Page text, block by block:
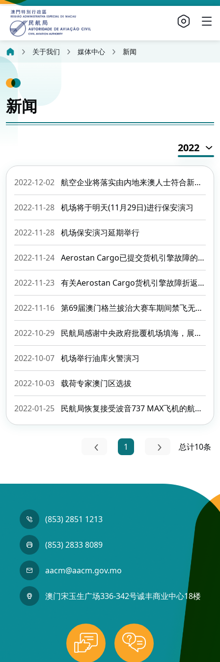
关于我们 媒体中心 新闻
新闻
2022
2022-12-02 航空企业将落实由内地来澳人士符合新冠检测要求
2022-11-28 机场将于明天(11月29日)进行保安演习
2022-11-28 机场保安演习延期举行
2022-11-24 Aerostan Cargo已提交货机引擎故障的事故书面资料
2022-11-23 有关Aerostan Cargo货机引擎故障折返的回应
2022-11-16 第69届澳门格兰披治大赛车期间禁飞无人机
2022-10-29 民航局感谢中央政府批覆机场填海，展望航空业发展迎来新篇章
2022-10-07 机场举行油库火警演习
2022-10-03 载荷专家澳门区选拔
2022-01-25 民航局恢复接受波音737 MAX飞机的航班申请
1 总计10条
(853) 2851 1213
(853) 2833 8089
aacm@aacm.gov.mo
澳门宋玉生广场336-342号诚丰商业中心18楼